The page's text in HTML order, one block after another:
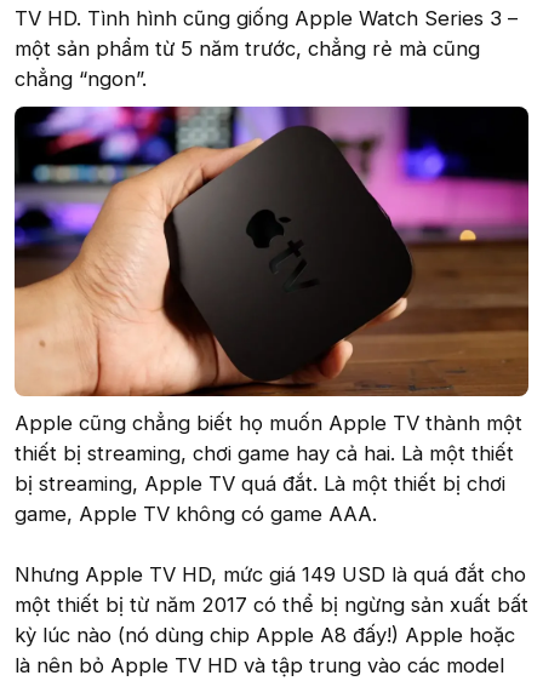
TV HD. Tình hình cũng giống Apple Watch Series 3 –
một sản phẩm từ 5 năm trước, chẳng rẻ mà cũng
chẳng “ngon”.
Apple cũng chẳng biết họ muốn Apple TV thành một
thiết bị streaming, chơi game hay cả hai. Là một thiết
bị streaming, Apple TV quá đắt. Là một thiết bị chơi
game, Apple TV không có game AAA.
Nhưng Apple TV HD, mức giá 149 USD là quá đắt cho
một thiết bị từ năm 2017 có thể bị ngừng sản xuất bất
kỳ lúc nào (nó dùng chip Apple A8 đấy!) Apple hoặc
là nên bỏ Apple TV HD và tập trung vào các model